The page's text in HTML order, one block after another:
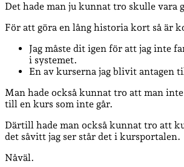
Det hade man ju kunnat tro skulle vara
För att göra en lång historia kort så är
Jag måste dit igen för att jag inte
i systemet.
En av kurserna jag blivit antagen
Man hade också kunnat tro att man
till en kurs som inte går.
Därtill hade man också kunnat tro att
det såvitt jag ser står det i kursportalen.
Nåväl.